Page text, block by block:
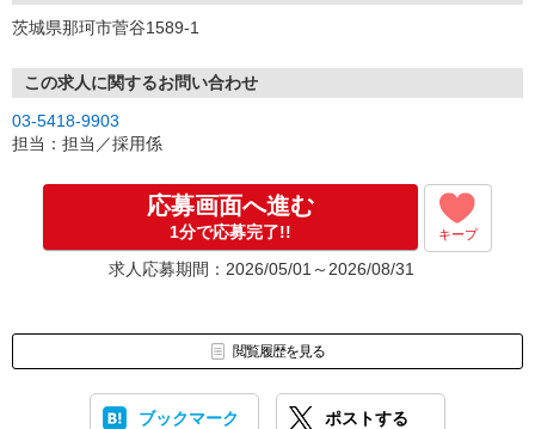
茨城県那珂市菅谷1589-1
この求人に関するお問い合わせ
03-5418-9903
担当：担当／採用係
応募画面へ進む
1分で応募完了!! キープ
求人応募期間：2026/05/01～2026/08/31
閲覧履歴を見る
ブックマーク ポストする